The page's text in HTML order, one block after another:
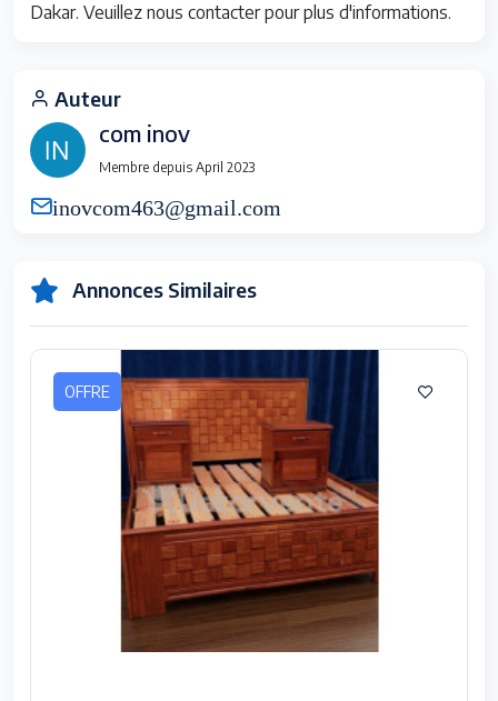
Dakar. Veuillez nous contacter pour plus d'informations.
Auteur
com inov
Membre depuis April 2023
inovcom463@gmail.com
Annonces Similaires
OFFRE